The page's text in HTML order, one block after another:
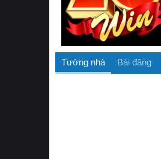
Tường nhà Bài đăng